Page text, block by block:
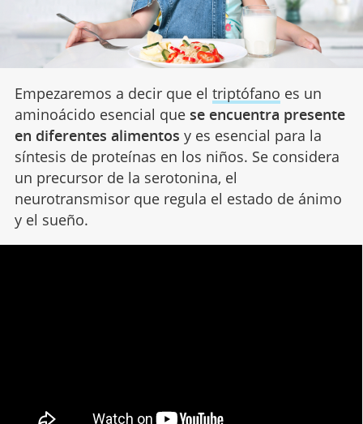
Empezaremos a decir que el triptófano es un
aminoácido esencial que se encuentra presente
en diferentes alimentos y es esencial para la
síntesis de proteínas en los niños. Se considera
un precursor de la serotonina, el
neurotransmisor que regula el estado de ánimo
y el sueño.